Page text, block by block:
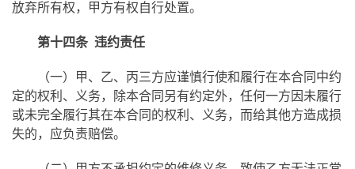
放弃所有权，甲方有权自行处置。
第十四条 违约责任
（一）甲、乙、丙三方应谨慎行使和履行在本合同中约
定的权利、义务，除本合同另有约定外，任何一方因未履行
或未完全履行其在本合同的权利、义务，而给其他方造成损
失的，应负责赔偿。